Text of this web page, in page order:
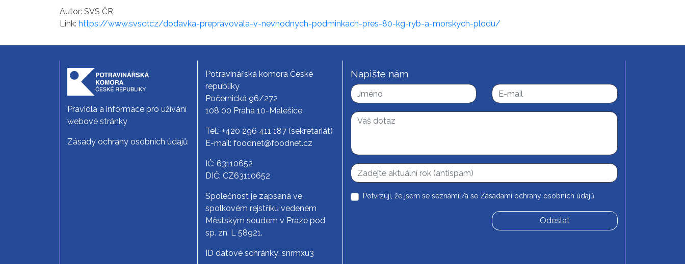
Autor: SVS ČR
Link: https://www.svscr.cz/dodavka-prepravovala-v-nevhodnych-podminkach-pres-80-kg-ryb-a-morskych-plodu/
Pravidla a informace pro užívání
webové stránky
Zásady ochrany osobních údajů
Potravinářská komora České
republiky
Počernická 96/272
108 00 Praha 10-Malešice
Tel.: +420 296 411 187 (sekretariát)
E-mail: foodnet@foodnet.cz
IČ: 63110652
DIČ: CZ63110652
Společnost je zapsaná ve
spolkovém rejstříku vedeném
Městským soudem v Praze pod
sp. zn. L 58921.
ID datové schránky: snrmxu3
Napište nám
Potvrzuji, že jsem se seznámil/a se Zásadami ochrany osobních údajů
Odeslat